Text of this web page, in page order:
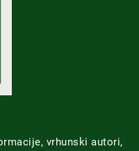
vrhunski autori,